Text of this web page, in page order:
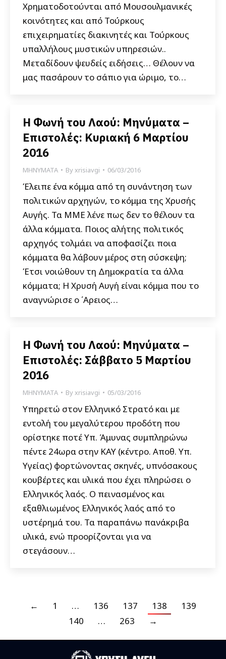
Χρηματοδοτούνται από Μουσουλμανικές
κοινότητες και από Τούρκους
επιχειρηματίες διακινητές και Τούρκους
υπαλλήλους μυστικών υπηρεσιών..
Μεταδίδουν ψευδείς ειδήσεις… Θέλουν να
μας πασάρουν το σάπιο για ώριμο, το…
Η Φωνή του Λαού: Μηνύματα –
Επιστολές: Κυριακή 6 Μαρτίου
2016
ΜΗΝΥΜΑΤΑ Byxrisiavgi 06/03/2016
Έλειπε ένα κόμμα από τη συνάντηση των
πολιτικών αρχηγών, το κόμμα της Χρυσής
Αυγής. Τα ΜΜΕ λένε πως δεν το θέλουν τα
άλλα κόμματα. Ποιος αλήτης πολιτικός
αρχηγός τολμάει να αποφασίζει ποια
κόμματα θα λάβουν μέρος στη σύσκεψη;
Έτσι νοιώθουν τη Δημοκρατία τα άλλα
κόμματα; Η Χρυσή Αυγή είναι κόμμα που το
αναγνώρισε ο ΄Αρειος…
Η Φωνή του Λαού: Μηνύματα –
Επιστολές: Σάββατο 5 Μαρτίου
2016
ΜΗΝΥΜΑΤΑ Byxrisiavgi 05/03/2016
Υπηρετώ στον Ελληνικό Στρατό και με
εντολή του μεγαλύτερου προδότη που
ορίστηκε ποτέ Υπ. Άμυνας συμπληρώνω
πέντε 24ωρα στην ΚΑΥ (κέντρο. Αποθ. Υπ.
Υγείας) φορτώνοντας σκηνές, υπνόσακους
κουβέρτες και υλικά που έχει πληρώσει ο
Ελληνικός λαός. Ο πεινασμένος και
εξαθλιωμένος Ελληνικός λαός από το
υστέρημά του. Τα παραπάνω πανάκριβα
υλικά, ενώ προορίζονται για να
στεγάσουν…
← 1 … 136 137 138
139
140
… 263 →